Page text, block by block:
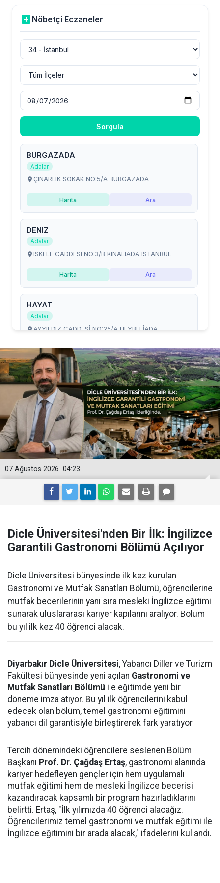
04:23
07 Ağustos 2026
Dicle Üniversitesi'nden Bir İlk: İngilizce
Garantili Gastronomi Bölümü Açılıyor
Dicle Üniversitesi bünyesinde ilk kez kurulan
Gastronomi ve Mutfak Sanatları Bölümü, öğrencilerine
mutfak becerilerinin yanı sıra mesleki İngilizce eğitimi
sunarak uluslararası kariyer kapılarını aralıyor. Bölüm
bu yıl ilk kez 40 öğrenci alacak.
Diyarbakır Dicle Üniversitesi, Yabancı Diller ve Turizm
Fakültesi bünyesinde yeni açılan Gastronomi ve
Mutfak Sanatları Bölümü ile eğitimde yeni bir
döneme imza atıyor. Bu yıl ilk öğrencilerini kabul
edecek olan bölüm, temel gastronomi eğitimini
yabancı dil garantisiyle birleştirerek fark yaratıyor.
Tercih dönemindeki öğrencilere seslenen Bölüm
Başkanı Prof. Dr. Çağdaş Ertaş, gastronomi alanında
kariyer hedefleyen gençler için hem uygulamalı
mutfak eğitimi hem de mesleki İngilizce becerisi
kazandıracak kapsamlı bir program hazırladıklarını
belirtti. Ertaş, "İlk yılımızda 40 öğrenci alacağız.
Öğrencilerimiz temel gastronomi ve mutfak eğitimi ile
İngilizce eğitimini bir arada alacak," ifadelerini kullandı.